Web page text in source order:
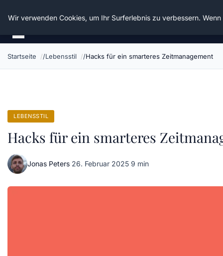
Die Schnitter
Startseite Lebensstil Hacks für ein smarteres Zeitmanagement
LEBENSSTIL
Hacks für ein smarteres
Jonas Peters·26. Februar 2025·9 min
Wir verwenden Cookies, um Ihr Surferlebnis zu verbessern.